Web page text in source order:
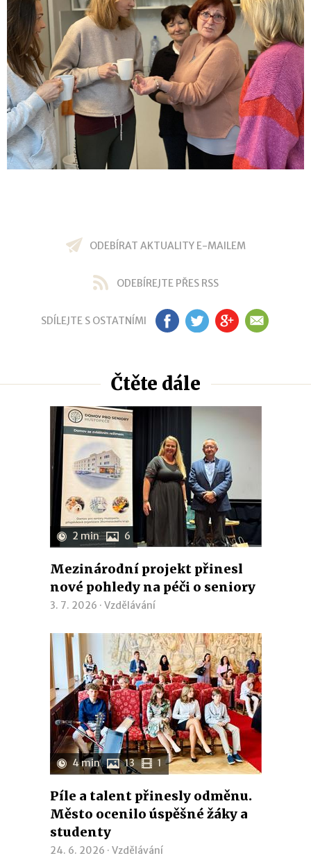
ODEBÍRAT AKTUALITY E-MAILEM
ODEBÍREJTE PŘES RSS
SDÍLEJTE S OSTATNÍMI FB TW GP EM
Čtěte dále
2 min 6
Mezinárodní projekt přinesl
nové pohledy na péči o seniory
3. 7. 2026 · Vzdělávání
4 min 13 1
Píle a talent přinesly odměnu.
Město ocenilo úspěšné žáky a
studenty
24. 6. 2026 · Vzdělávání